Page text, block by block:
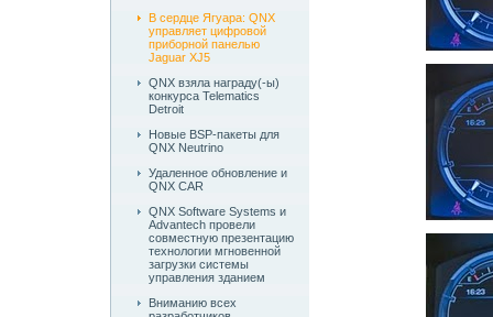
В сердце Ягуара: QNX
управляет цифровой
приборной панелью
Jaguar XJ5
QNX взяла награду(-ы)
конкурса Telematics
Detroit
Новые BSP-пакеты для
QNX Neutrino
Удаленное обновление и
QNX CAR
QNX Software Systems и
Advantech провели
совместную презентацию
технологии мгновенной
загрузки системы
управления зданием
Вниманию всех